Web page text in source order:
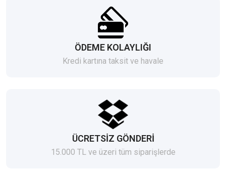
ÖDEME KOLAYLIĞI
Kredi kartına taksit ve havale
ÜCRETSİZ GÖNDERİ
15.000 TL ve üzeri tüm siparişlerde